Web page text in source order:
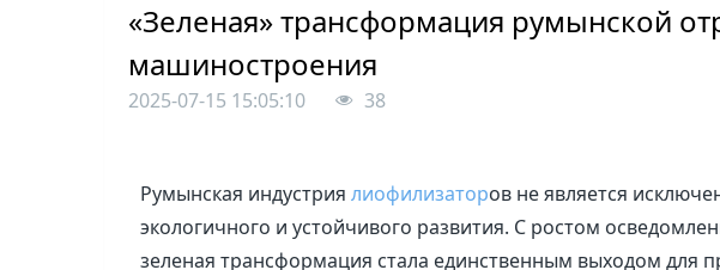
«Зеленая» трансформация румынской
машиностроения
2025-07-15 15:05:10 38
Румынская индустрия лиофилизаторов не является
экологичного и устойчивого развития. С ростом
зеленая трансформация стала единственным выходом для